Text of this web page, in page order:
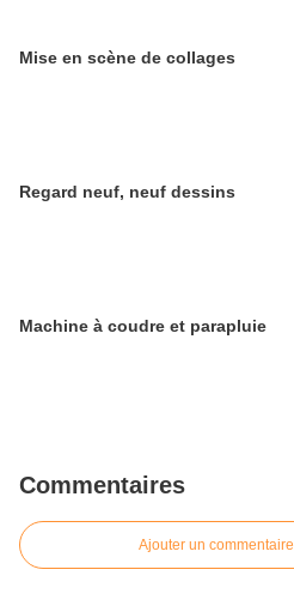
Mise en scène de collages
Regard neuf, neuf dessins
Machine à coudre et parapluie
Commentaires
Ajouter un commentaire